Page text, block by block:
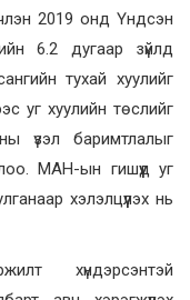
2019 онд Үндсэн
6.2 дугаар зүйлд
тухай хуулийг
уг хуулийн төслийг
үзэл баримтлалыг
МАН-ын гишүүд уг
хэлэлцүүлэх нь
хүндэрсэнтэй